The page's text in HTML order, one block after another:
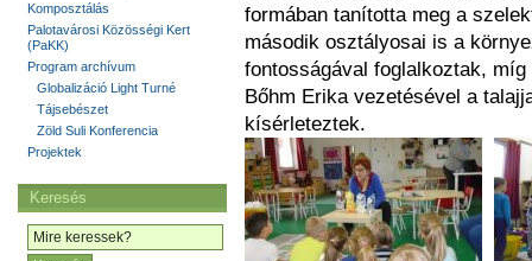
formában tanította meg a
második osztályosai is a
fontosságával foglalkoztak,
Bőhm Erika vezetésével a
kísérleteztek.
Komposztálás
Palotavárosi Közösségi Kert
(PaKK)
Program archívum
Globalizáció Light Turné
Tájsebészet
Zöld Suli Konferencia
Projektek
Keresés